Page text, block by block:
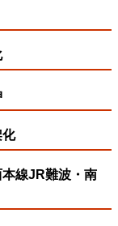
化
線JR難波・南